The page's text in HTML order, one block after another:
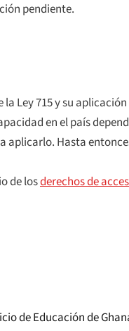
pendiente.
Ley 715 y su
en el país
Hasta
de losderechos de
de Educación de